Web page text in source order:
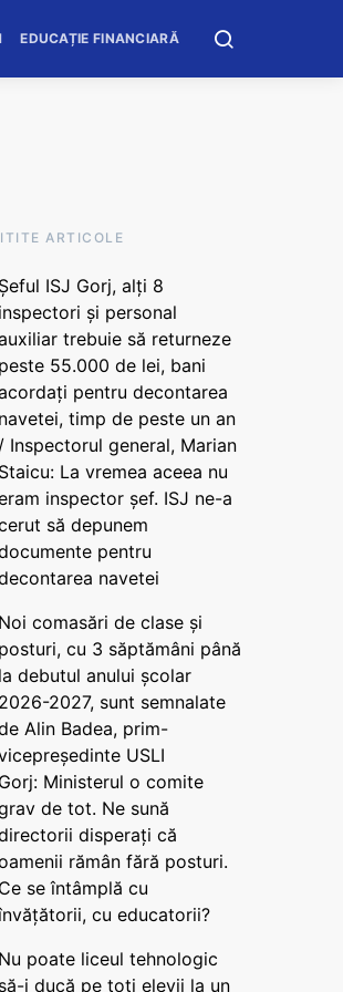
EDUCAȚIE FINANCIARĂ
ARTICOLE
Șeful ISJ Gorj, alți 8
inspectori și personal
trebuie să returneze
peste 55.000 de lei, bani
pentru decontarea
navetei, timp de peste un an
/ Inspectorul general, Marian
Staicu: La vremea aceea nu
inspector șef. ISJ ne-a
să depunem
pentru
navetei
Noi comasări de clase și
posturi, cu 3 săptămâni până
la debutul anului școlar
2026-2027, sunt semnalate
Alin Badea, prim-
USLI
Gorj: Ministerul o comite
de tot. Ne sună
disperați că
rămân fără posturi.
Ce se întâmplă cu
cu educatorii?
Nu poate liceul tehnologic
să-i ducă pe toți elevii la un